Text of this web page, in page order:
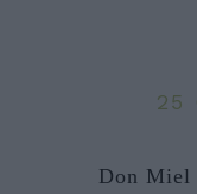
25
Don Miel